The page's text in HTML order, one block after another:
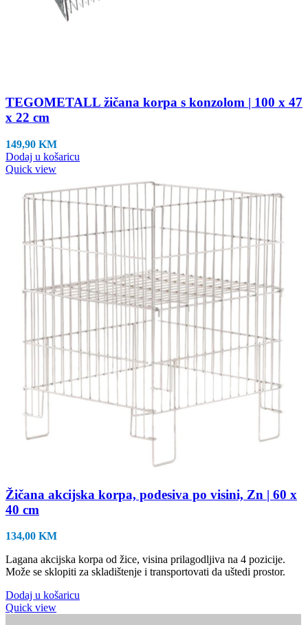
TEGOMETALL žičana korpa s konzolom | 100 x 47
x 22 cm
149,90 KM
Dodaj u košaricu
Quick view
Žičana akcijska korpa, podesiva po visini, Zn | 60 x
40 cm
134,00 KM
Lagana akcijska korpa od žice, visina prilagodljiva na 4 pozicije.
Može se sklopiti za skladištenje i transportovati da uštedi prostor.
Dodaj u košaricu
Quick view